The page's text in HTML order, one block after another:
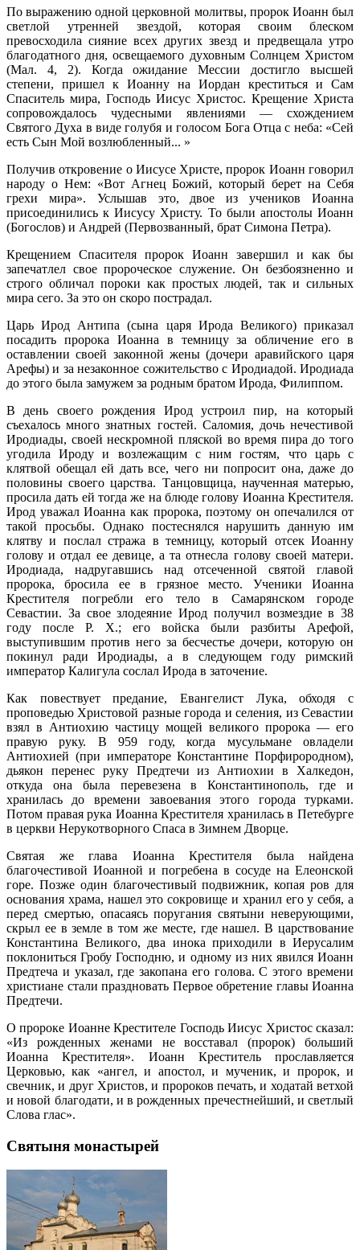
По выражению одной церковной молитвы, пророк Иоанн был
светлой утренней звездой, которая своим блеском
превосходила сияние всех других звезд и предвещала утро
благодатного дня, освещаемого духовным Солнцем Христом
(Мал. 4, 2). Когда ожидание Мессии достигло высшей
степени, пришел к Иоанну на Иордан креститься и Сам
Спаситель мира, Господь Иисус Христос. Крещение Христа
сопровождалось чудесными явлениями — схождением
Святого Духа в виде голубя и голосом Бога Отца с неба: «Сей
есть Сын Мой возлюбленный... »
Получив откровение о Иисусе Христе, пророк Иоанн говорил
народу о Нем: «Вот Агнец Божий, который берет на Себя
грехи мира». Услышав это, двое из учеников Иоанна
присоединились к Иисусу Христу. То были апостолы Иоанн
(Богослов) и Андрей (Первозванный, брат Симона Петра).
Крещением Спасителя пророк Иоанн завершил и как бы
запечатлел свое пророческое служение. Он безбоязненно и
строго обличал пороки как простых людей, так и сильных
мира сего. За это он скоро пострадал.
Царь Ирод Антипа (сына царя Ирода Великого) приказал
посадить пророка Иоанна в темницу за обличение его в
оставлении своей законной жены (дочери аравийского царя
Арефы) и за незаконное сожительство с Иродиадой. Иродиада
до этого была замужем за родным братом Ирода, Филиппом.
В день своего рождения Ирод устроил пир, на который
съехалось много знатных гостей. Саломия, дочь нечестивой
Иродиады, своей нескромной пляской во время пира до того
угодила Ироду и возлежащим с ним гостям, что царь с
клятвой обещал ей дать все, чего ни попросит она, даже до
половины своего царства. Танцовщица, наученная матерью,
просила дать ей тогда же на блюде голову Иоанна Крестителя.
Ирод уважал Иоанна как пророка, поэтому он опечалился от
такой просьбы. Однако постеснялся нарушить данную им
клятву и послал стража в темницу, который отсек Иоанну
голову и отдал ее девице, а та отнесла голову своей матери.
Иродиада, надругавшись над отсеченной святой главой
пророка, бросила ее в грязное место. Ученики Иоанна
Крестителя погребли его тело в Самарянском городе
Севастии. За свое злодеяние Ирод получил возмездие в 38
году после Р. X.; его войска были разбиты Арефой,
выступившим против него за бесчестье дочери, которую он
покинул ради Иродиады, а в следующем году римский
император Калигула сослал Ирода в заточение.
Как повествует предание, Евангелист Лука, обходя с
проповедью Христовой разные города и селения, из Севастии
взял в Антиохию частицу мощей великого пророка — его
правую руку. В 959 году, когда мусульмане овладели
Антиохией (при императоре Константине Порфирородном),
дьякон перенес руку Предтечи из Антиохии в Xалкедон,
откуда она была перевезена в Константинополь, где и
хранилась до времени завоевания этого города турками.
Потом правая рука Иоанна Крестителя хранилась в Петебурге
в церкви Нерукотворного Спаса в Зимнем Дворце.
Святая же глава Иоанна Крестителя была найдена
благочестивой Иоанной и погребена в сосуде на Елеонской
горе. Позже один благочестивый подвижник, копая ров для
основания храма, нашел это сокровище и хранил его у себя, а
перед смертью, опасаясь поругания святыни неверующими,
скрыл ее в земле в том же месте, где нашел. В царствование
Константина Великого, два инока приходили в Иерусалим
поклониться Гробу Господню, и одному из них явился Иоанн
Предтеча и указал, где закопана его голова. С этого времени
христиане стали праздновать Первое обретение главы Иоанна
Предтечи.
О пророке Иоанне Крестителе Господь Иисус Христос сказал:
«Из рожденных женами не восставал (пророк) больший
Иоанна Крестителя». Иоанн Креститель прославляется
Церковью, как «ангел, и апостол, и мученик, и пророк, и
свечник, и друг Христов, и пророков печать, и ходатай ветхой
и новой благодати, и в рожденных пречестнейший, и светлый
Слова глас».
Святыня монастырей